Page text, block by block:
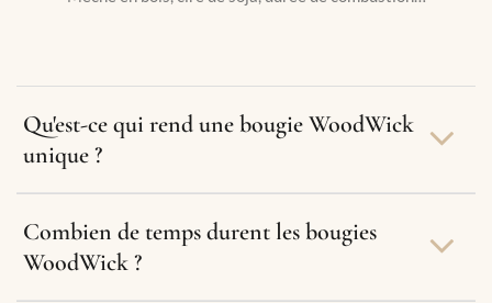
Qu'est-ce qui rend une bougie WoodWick
unique ?
Combien de temps durent les bougies
WoodWick ?